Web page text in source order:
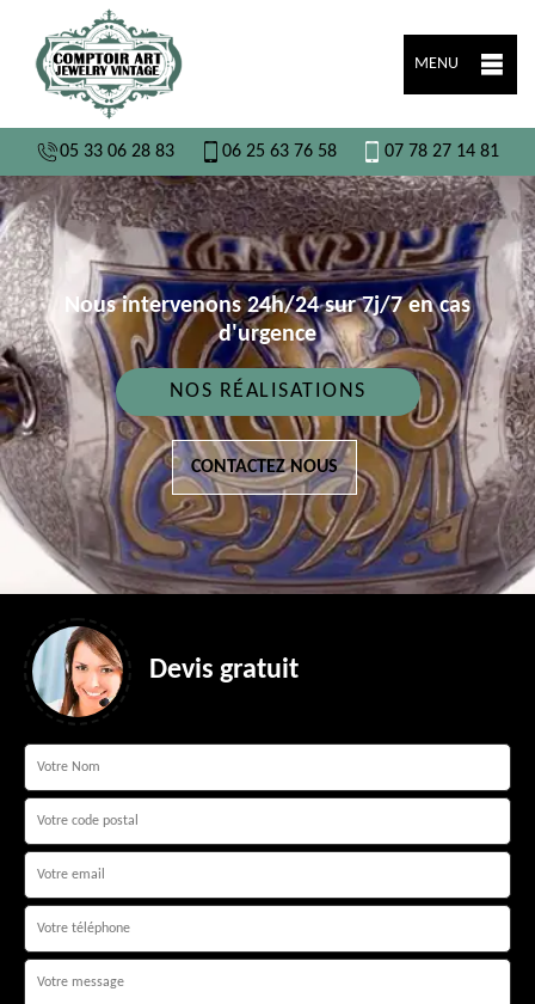
MENU
05 33 06 28 83 06 25 63 76 58 07 78 27 14 81
Nous intervenons 24h/24 sur 7j/7 en cas
d'urgence
NOS RÉALISATIONS
CONTACTEZ NOUS
Devis gratuit